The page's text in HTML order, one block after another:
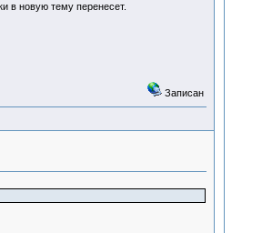
в новую тему перенесет.
Записан